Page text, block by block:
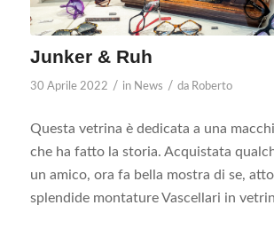
Junker & Ruh
30 Aprile 2022 / in News / da Roberto
Questa vetrina è dedicata a una
che ha fatto la storia. Acquistata
un amico, ora fa bella mostra di se,
splendide montature Vascellari in